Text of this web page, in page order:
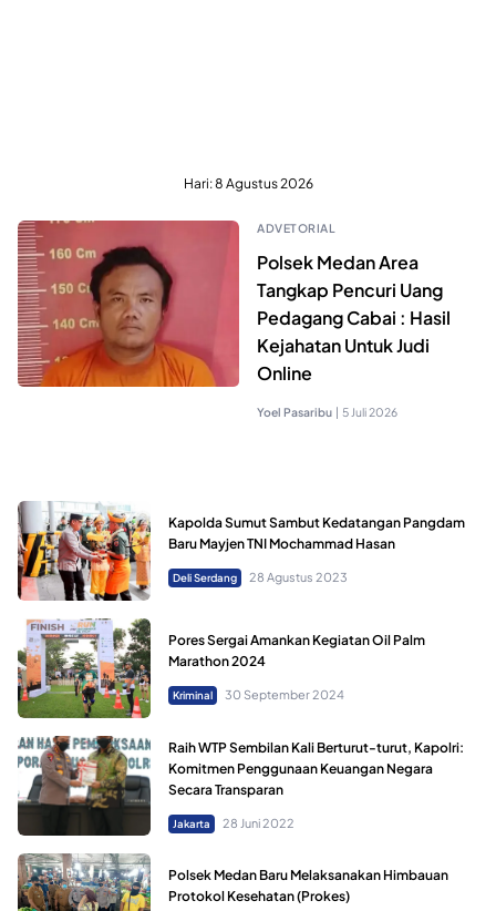
Hari:8 Agustus 2026
ADVETORIAL
Polsek Medan Area
Tangkap Pencuri Uang
Pedagang Cabai : Hasil
Kejahatan Untuk Judi
Online
Yoel Pasaribu | 5 Juli 2026
Kapolda Sumut Sambut Kedatangan Pangdam
Baru Mayjen TNI Mochammad Hasan
Deli Serdang 28 Agustus 2023
Pores Sergai Amankan Kegiatan Oil Palm
Marathon 2024
Kriminal 30 September 2024
Raih WTP Sembilan Kali Berturut-turut, Kapolri:
Komitmen Penggunaan Keuangan Negara
Secara Transparan
Jakarta 28 Juni 2022
Polsek Medan Baru Melaksanakan Himbauan
Protokol Kesehatan (Prokes)